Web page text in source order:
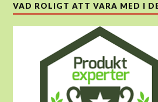
VAD ROLIGT ATT VARA MED I